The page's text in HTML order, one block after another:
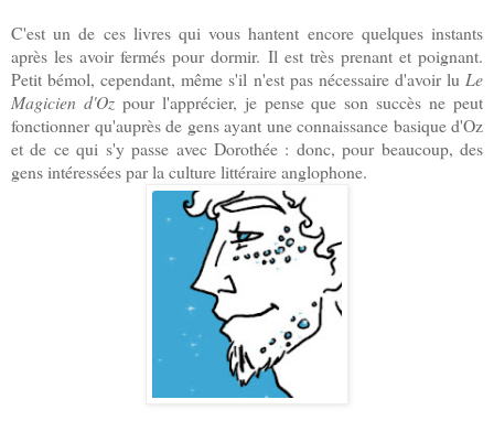
C'est un de ces livres qui vous hantent encore quelques instants
après les avoir fermés pour dormir. Il est très prenant et poignant.
Petit bémol, cependant, même s'il n'est pas nécessaire d'avoir lu Le
Magicien d'Ozpour l'apprécier, je pense que son succès ne peut
fonctionner qu'auprès de gens ayant une connaissance basique d'Oz
et de ce qui s'y passe avec Dorothée : donc, pour beaucoup, des
gens intéressées par la culture littéraire anglophone.